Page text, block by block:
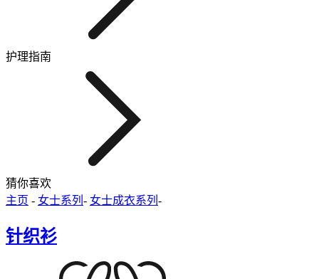
护理指南
猜你喜欢
主页 - 女士系列 - 女士成衣系列 -
针织衫